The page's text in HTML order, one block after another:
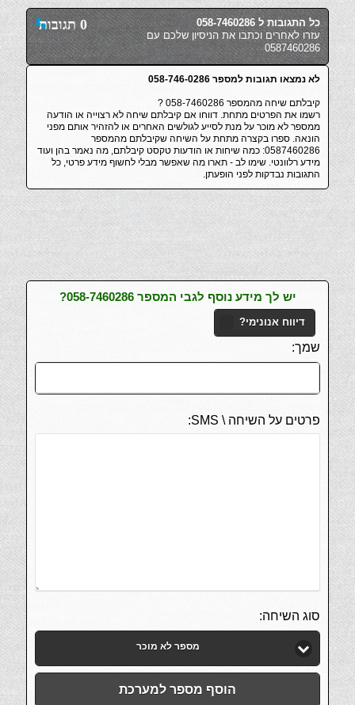
0 תגובות
כל התגובות ל 058-7460286
עזרו לאחרים וכתבו את הניסיון שלכם עם
0587460286
לא נמצאו תגובות למספר 058-746-0286
קיבלתם שיחה מהמספר 058-7460286 ?
רשמו את הפרטים מתחת. דווחו אם קיבלתם שיחה לא רצוייה או הודעה
ממספר לא מוכר על מנת לסייע לגולשים האחרים או להזהיר אותם מפני
הונאה. ספרו בקצרה מתחת על השיחה שקיבלתם מהמספר
0587460286: כמה שיחות או הודעות טקסט קיבלתם, מה נאמר בהן ועוד
מידע רלוונטי. שימו לב - תארו מה שאפשר מבלי לחשוף מידע פרטי, כל
התגובות נבדקות לפני הופעתן.
יש לך מידע נוסף לגבי המספר 058-7460286?
דיווח אנונימי?
שמך:
פרטים על השיחה \ SMS:
סוג השיחה:
מספר לא מוכר
הוסף מספר למערכת